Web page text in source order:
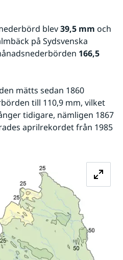
blev 39,5 mm och
på Sydsvenska
166,5
mätts sedan 1860
till 110,9 mm, vilket
tidigare, nämligen 1867
aprilrekordet från 1985